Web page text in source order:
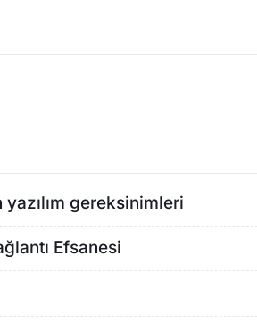
gereksinimleri
Efsanesi